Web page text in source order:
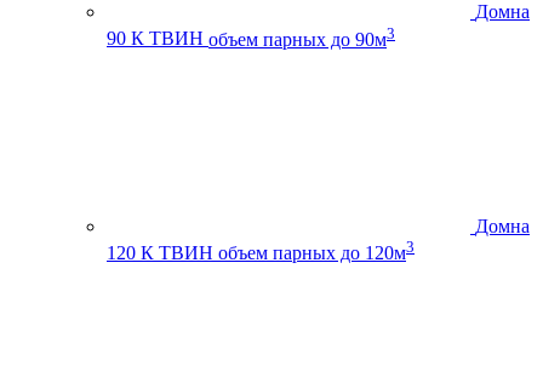
Домна
90 К ТВИН объем парных до 90м3
Домна
120 К ТВИН объем парных до 120м3